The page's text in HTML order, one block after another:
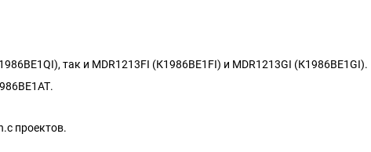
так и MDR1213FI (К1986ВЕ1FI) и MDR1213GI (К1986ВЕ1GI).
проектов.